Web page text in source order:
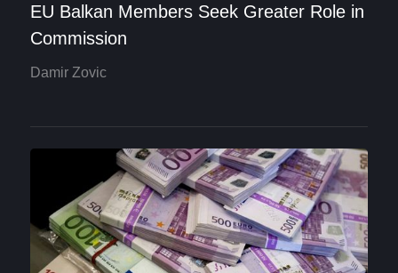
EU Balkan Members Seek Greater Role in
Commission
Damir Zovic